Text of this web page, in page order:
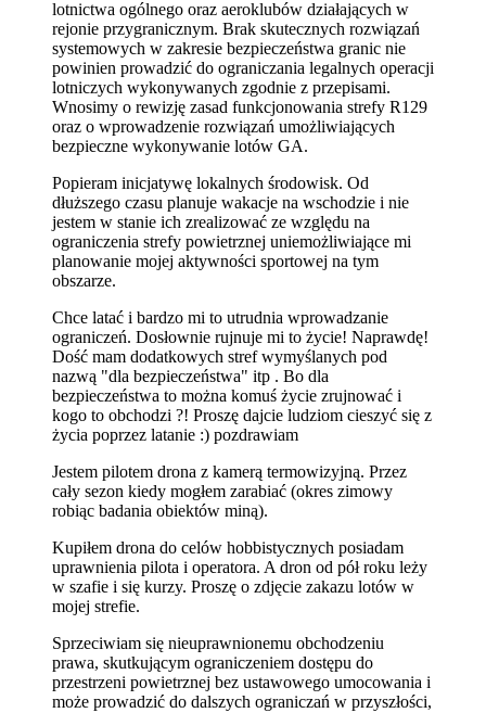
lotnictwa ogólnego oraz aeroklubów działających w
rejonie przygranicznym. Brak skutecznych rozwiązań
systemowych w zakresie bezpieczeństwa granic nie
powinien prowadzić do ograniczania legalnych operacji
lotniczych wykonywanych zgodnie z przepisami.
Wnosimy o rewizję zasad funkcjonowania strefy R129
oraz o wprowadzenie rozwiązań umożliwiających
bezpieczne wykonywanie lotów GA.
Popieram inicjatywę lokalnych środowisk. Od
dłuższego czasu planuje wakacje na wschodzie i nie
jestem w stanie ich zrealizować ze względu na
ograniczenia strefy powietrznej uniemożliwiające mi
planowanie mojej aktywności sportowej na tym
obszarze.
Chce latać i bardzo mi to utrudnia wprowadzanie
ograniczeń. Dosłownie rujnuje mi to życie! Naprawdę!
Dość mam dodatkowych stref wymyślanych pod
nazwą "dla bezpieczeństwa" itp . Bo dla
bezpieczeństwa to można komuś życie zrujnować i
kogo to obchodzi ?! Proszę dajcie ludziom cieszyć się z
życia poprzez latanie :) pozdrawiam
Jestem pilotem drona z kamerą termowizyjną. Przez
cały sezon kiedy mogłem zarabiać (okres zimowy
robiąc badania obiektów miną).
Kupiłem drona do celów hobbistycznych posiadam
uprawnienia pilota i operatora. A dron od pół roku leży
w szafie i się kurzy. Proszę o zdjęcie zakazu lotów w
mojej strefie.
Sprzeciwiam się nieuprawnionemu obchodzeniu
prawa, skutkującym ograniczeniem dostępu do
przestrzeni powietrznej bez ustawowego umocowania i
może prowadzić do dalszych ograniczań w przyszłości,